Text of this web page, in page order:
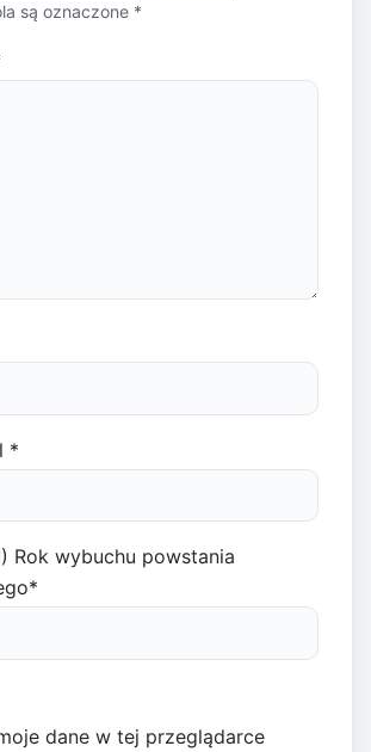
są oznaczone *
*
Rok wybuchu powstania
*
dane w tej przeglądarce